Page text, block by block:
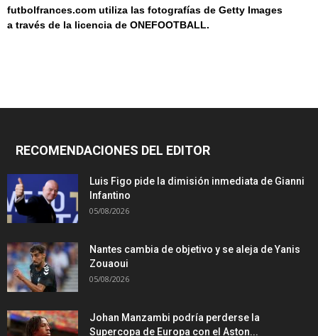
futbolfrances.com utiliza las fotografías de Getty Images
a través de la licencia de ONEFOOTBALL.
RECOMENDACIONES DEL EDITOR
Luis Figo pide la dimisión inmediata de Gianni
Infantino
05/08/2026
Nantes cambia de objetivo y se aleja de Yanis
Zouaoui
05/08/2026
Johan Manzambi podría perderse la
Supercopa de Europa con el Aston...